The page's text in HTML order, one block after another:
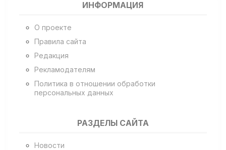
ИНФОРМАЦИЯ
О проекте
Правила сайта
Редакция
Рекламодателям
Политика в отношении обработки
персональных данных
РАЗДЕЛЫ САЙТА
Новости